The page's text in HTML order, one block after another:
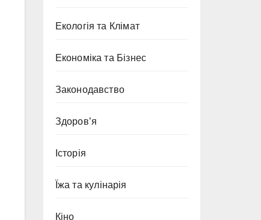
Екологія та Клімат
Економіка та Бізнес
Законодавство
Здоров’я
Історія
Їжа та кулінарія
Кіно